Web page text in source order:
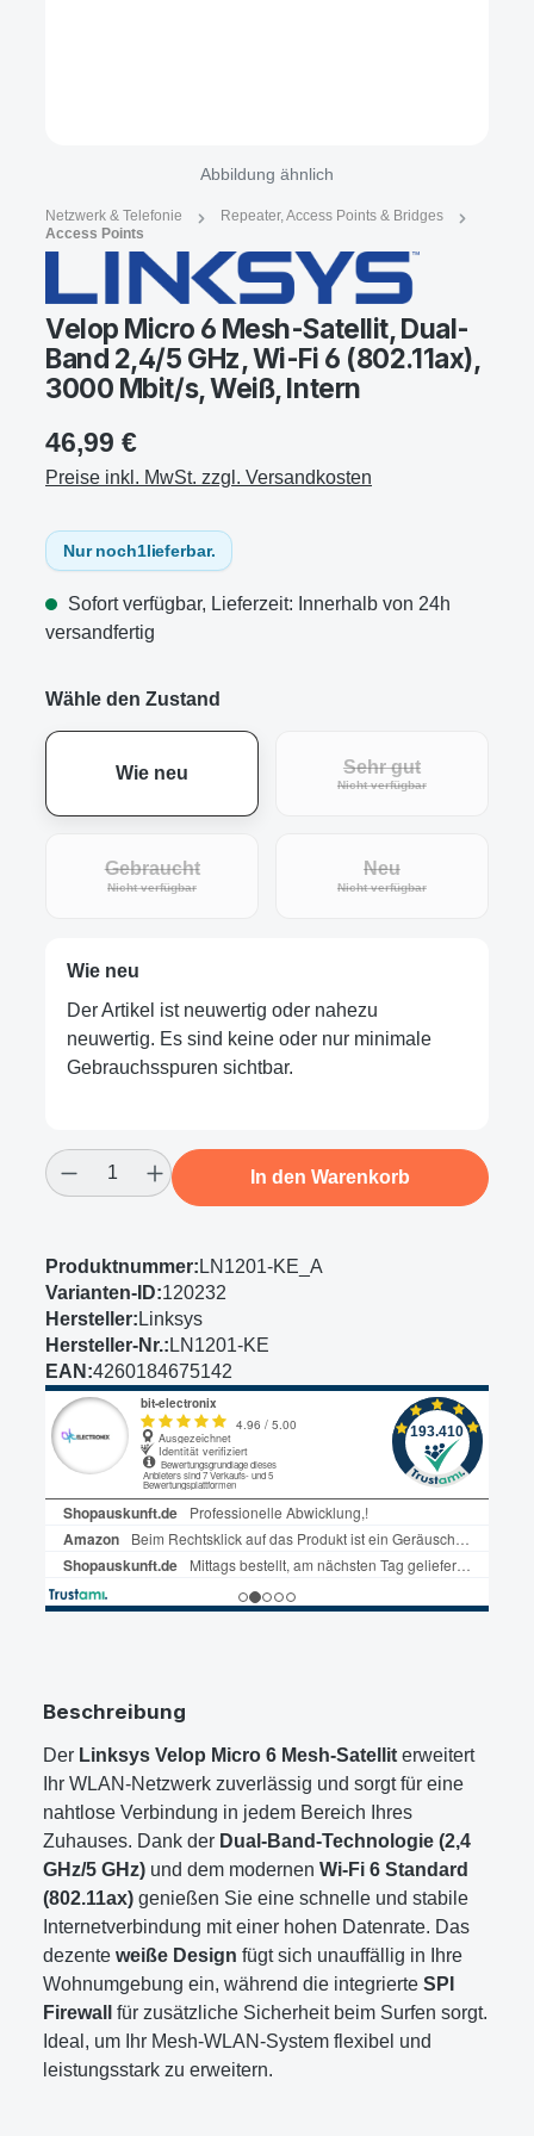
Abbildung ähnlich
Netzwerk & Telefonie
Repeater, Access Points & Bridges
Access Points
Velop Micro 6 Mesh-Satellit, Dual-
Band 2,4/5 GHz, Wi-Fi 6 (802.11ax),
3000 Mbit/s, Weiß, Intern
46,99 €
Preise inkl. MwSt. zzgl. Versandkosten
Nur noch1lieferbar.
Sofort verfügbar, Lieferzeit: Innerhalb von 24h
versandfertig
Wähle den Zustand
Wie neu Sehr gut
Nicht verfügbar(Diese Option ist
Gebraucht
Nicht verfügbar(Diese Option ist zurzeit nicht verfügbar.)
Neu
Nicht verfügbar(Diese Option ist
Wie neu
Der Artikel ist neuwertig oder nahezu
neuwertig. Es sind keine oder nur minimale
Gebrauchsspuren sichtbar.
Produkt Anzahl: Gib den gewünschten
In den Warenkorb
Produktnummer: LN1201-KE_A
Varianten-ID:120232
Hersteller: Linksys
Hersteller-Nr.: LN1201-KE
EAN:4260184675142
Beschreibung
Der Linksys Velop Micro 6 Mesh-Satellit erweitert
Ihr WLAN-Netzwerk zuverlässig und sorgt für eine
nahtlose Verbindung in jedem Bereich Ihres
Zuhauses. Dank der Dual-Band-Technologie (2,4
GHz/5 GHz) und dem modernen Wi-Fi 6 Standard
(802.11ax) genießen Sie eine schnelle und stabile
Internetverbindung mit einer hohen Datenrate. Das
dezente weiße Design fügt sich unauffällig in Ihre
Wohnumgebung ein, während die integrierte SPI
Firewall
für zusätzliche Sicherheit beim Surfen sorgt.
Ideal, um Ihr Mesh-WLAN-System flexibel und
leistungsstark zu erweitern.